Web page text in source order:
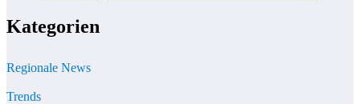
Kategorien
Regionale News
Trends